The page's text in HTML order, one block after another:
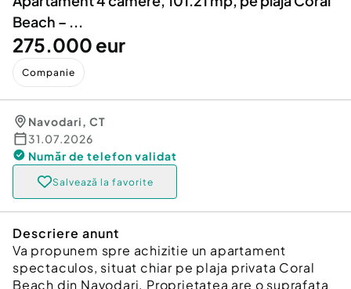
Beach – ...
275.000 eur
Companie
Navodari, CT
31.07.2026
Număr de telefon validat
Salvează la favorite
Descriere anunt
Va propunem spre achizitie un apartament
spectaculos, situat chiar pe plaja privata Coral
Beach din Navodari. Proprietatea are o suprafata